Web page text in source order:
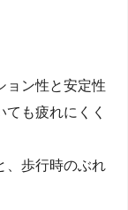
ョン性と安定性
も疲れにくく
、歩行時のぶれ